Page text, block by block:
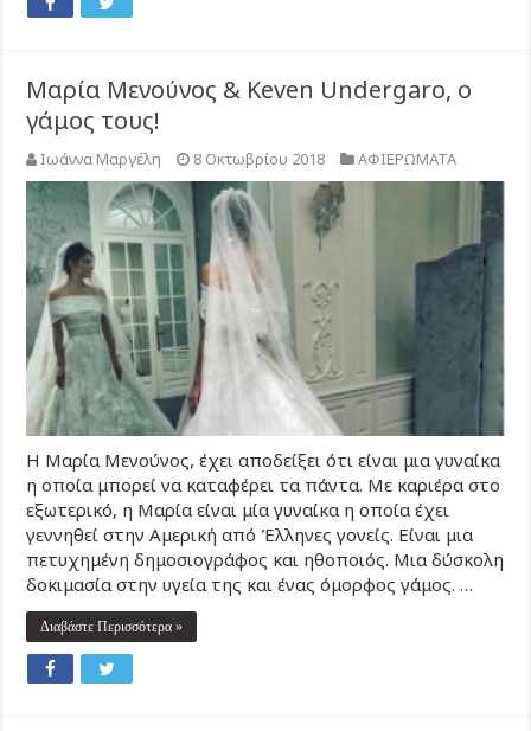
Μαρία Μενούνος & Keven Undergaro, ο
γάμος τους!
Ιωάννα Μαργέλη 8 Οκτωβρίου 2018 ΑΦΙΕΡΩΜΑΤΑ
Η Μαρία Μενούνος, έχει αποδείξει ότι είναι μια γυναίκα
η οποία μπορεί να καταφέρει τα πάντα. Με καριέρα στο
εξωτερικό, η Μαρία είναι μία γυναίκα η οποία έχει
γεννηθεί στην Αμερική από Έλληνες γονείς. Είναι μια
πετυχημένη δημοσιογράφος και ηθοποιός. Μια δύσκολη
δοκιμασία στην υγεία της και ένας όμορφος γάμος. …
Διαβάστε Περισσότερα »